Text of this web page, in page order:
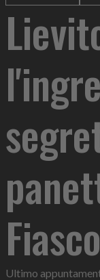
Ultimo